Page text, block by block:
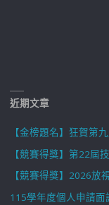
近期文章
【金榜題名】狂賀第
【競賽得獎】第22屆
【競賽得獎】2026放
115學年度個人申請